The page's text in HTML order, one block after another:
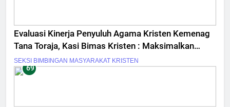
Evaluasi Kinerja Penyuluh Agama Kristen Kemenag
Tana Toraja, Kasi Bimas Kristen : Maksimalkan
Kerja, Kerja Bukan Formalitas
SEKSI BIMBINGAN MASYARAKAT KRISTEN
69